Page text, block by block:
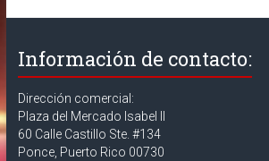
Información de contacto:
Dirección comercial:
Plaza del Mercado Isabel II
60 Calle Castillo Ste. #134
Ponce, Puerto Rico 00730